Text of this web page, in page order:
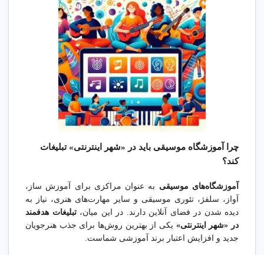
چرا آموزشگاه موسیقی باید در «شهر اینترنتی» تبلیغات
کند؟
آموزشگاه‌های موسیقی به عنوان مراکزی برای آموزش ساز،
آواز، سلفژ، تئوری موسیقی و سایر مهارت‌های هنری، نیاز به
دیده شدن در فضای آنلاین دارند. در این میان،تبلیغات هدفمند
در «شهر اینترنتی» یکی از بهترین روش‌ها برای جذب هنرجویان
جدید و افزایش اعتبار برند آموزشی شماست.